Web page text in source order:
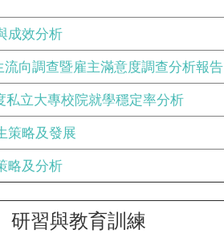
成效分析
向調查暨雇主滿意度調查分析報告
立大專校院就學穩定率分析
策略及發展
略及分析
研習與教育訓練